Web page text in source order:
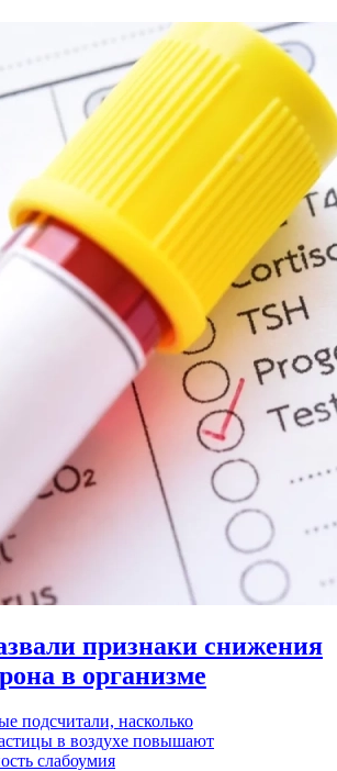
признаки снижения
в организме